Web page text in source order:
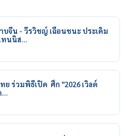
จีน - วีรวิชญ์ เฉือนชนะ ประเดิม
ทนนิส…
ย ร่วมพิธีเปิด ศึก "2026 เวิลด์